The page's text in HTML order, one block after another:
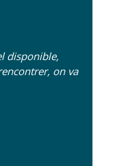
disponible,
on va